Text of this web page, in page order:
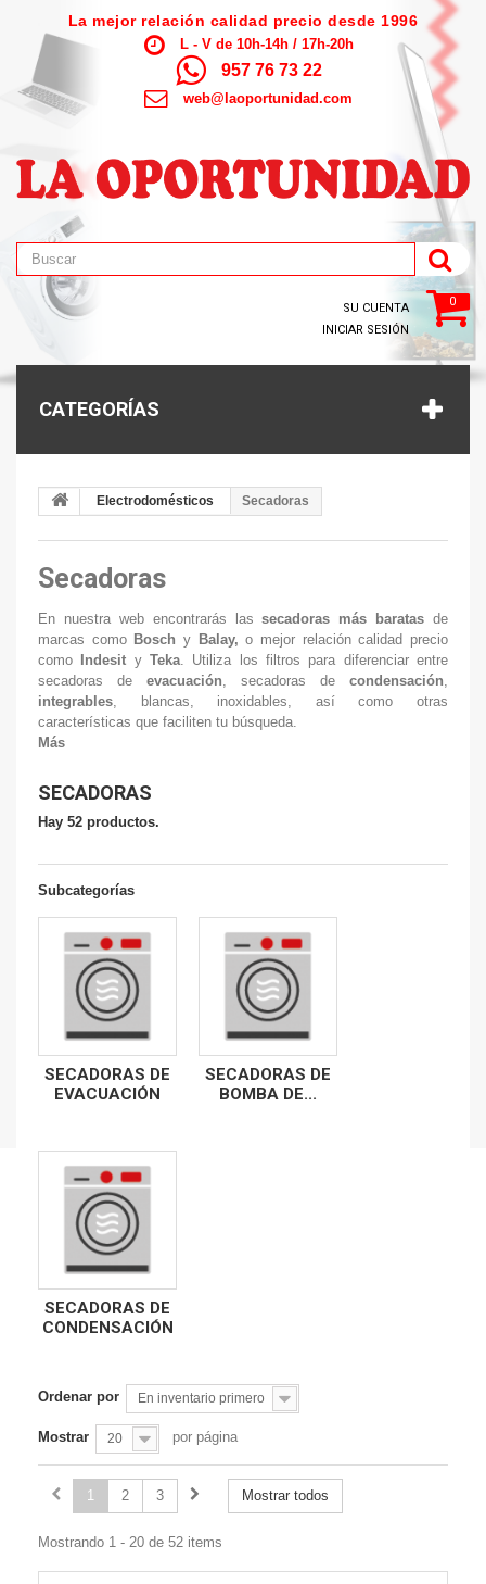
La mejor relación calidad precio desde 1996
L - V de 10h-14h / 17h-20h
957 76 73 22
web@laoportunidad.com
0
SU CUENTA
INICIAR SESIÓN
CATEGORÍAS
Electrodomésticos Secadoras
Secadoras
En nuestra web encontrarás las secadoras más baratas de
marcas como Bosch y Balay,o mejor relación calidad precio
como
Indesit yTeka. Utiliza los filtros para diferenciar entre
secadoras de evacuación, secadoras de condensación,
integrables, blancas, inoxidables, así como otras
características que faciliten tu búsqueda.
Más
SECADORAS
Hay 52 productos.
Subcategorías
SECADORAS DE
EVACUACIÓN
SECADORAS DE
BOMBA DE...
SECADORAS DE
CONDENSACIÓN
Ordenar por En inventario primero
Mostrar 20 por página
Mostrar todos
1 2 3
Mostrando 1 - 20 de 52 items